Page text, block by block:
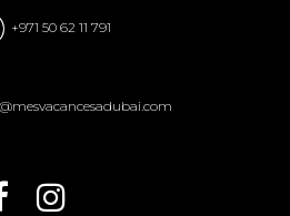
+971 50 62 11 791